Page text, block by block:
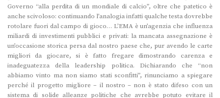
Governo “alla perdita di un mondiale di calcio”, oltre che patetico è
anche scivoloso: continuando l’analogia infatti qualche testa dovrebbe
rotolare fuori dal campo di gioco… L’EMA è un’agenzia che influenza
miliardi di investimenti pubblici e privati: la mancata assegnazione è
un’occasione storica persa dal nostro paese che, pur avendo le carte
migliori da giocare, si è fatto fregare dimostrando carenza e
inadeguatezza della leadership politica. Dichiarando che “non
abbiamo vinto ma non siamo stati sconfitti”, rinunciamo a spiegare
perché il progetto migliore – il nostro – non è stato difeso con un
sistema di solide alleanze politiche che avrebbe potuto evitare il